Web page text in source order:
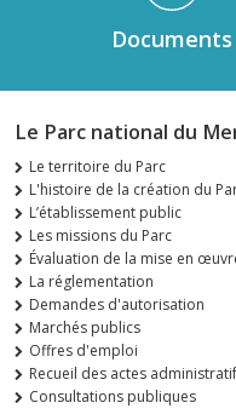
Documents
Le Parc national du
Le territoire du Parc
L'histoire de la création du
L’établissement public
Les missions du Parc
Évaluation de la mise en
La réglementation
Demandes d'autorisation
Marchés publics
Offres d'emploi
Recueil des actes
Consultations publiques